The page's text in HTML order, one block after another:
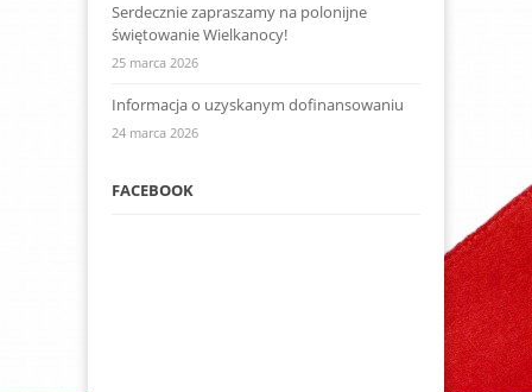
Serdecznie zapraszamy na polonijne
świętowanie Wielkanocy!
25 marca 2026
Informacja o uzyskanym dofinansowaniu
24 marca 2026
FACEBOOK